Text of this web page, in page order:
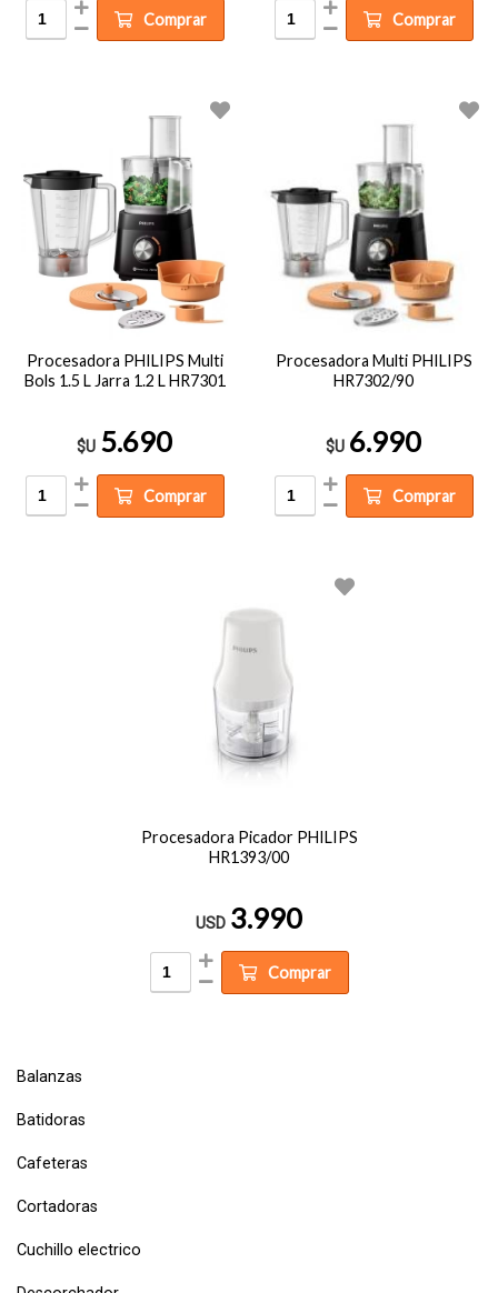
Balanzas
Batidoras
Cafeteras
Cortadoras
Cuchillo electrico
Comprar Comprar
Procesadora PHILIPS Multi
Bols 1.5 L Jarra 1.2 L HR7301
$U 5.690
Comprar
Procesadora Multi PHILIPS
HR7302/90
$U 6.990
Comprar
Procesadora Picador PHILIPS
HR1393/00
USD 3.990
Comprar